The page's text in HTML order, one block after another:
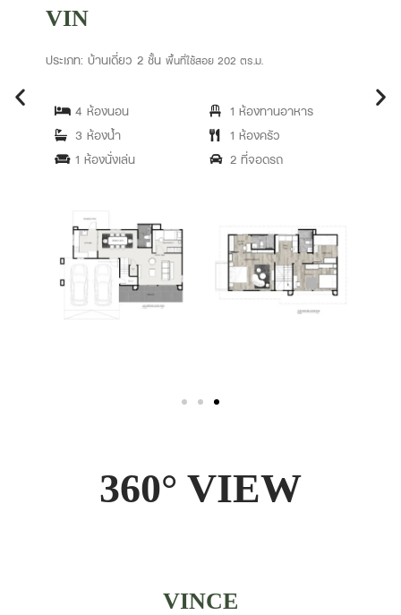
VIN
ประเภท: บ้านเดี่ยว 2 ชั้นพื้นที่ใช้สอย 202 ตร.ม.
4 ห้องนอน
3 ห้องน้ำ
1 ห้องนั่งเล่น
1 ห้องทานอาหาร
1 ห้องครัว
2 ที่จอดรถ
360° VIEW
VINCE